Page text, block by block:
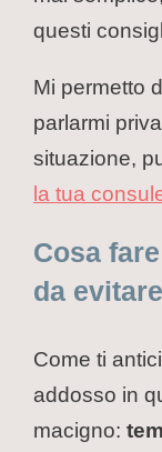
questi
Mi permetto
parlarmi
situazione,
la tua
Cosa
da evitare
Come ti
addosso in
macigno: